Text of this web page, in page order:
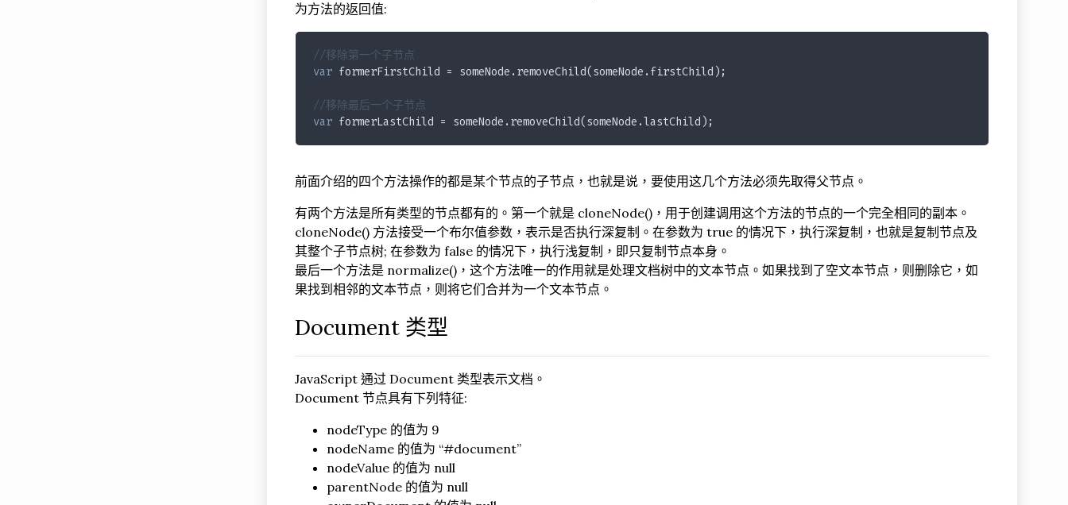
为方法的返回值:
//移除第一个子节点
var formerFirstChild = someNode.removeChild(someNode.firstChild);
//移除最后一个子节点
var formerLastChild = someNode.removeChild(someNode.lastChild);
前面介绍的四个方法操作的都是某个节点的子节点，也就是说，要使用这几个方法必须先取得父节点。
有两个方法是所有类型的节点都有的。第一个就是 cloneNode()，用于创建调用这个方法的节点的一个完全相同的副本。
cloneNode() 方法接受一个布尔值参数，表示是否执行深复制。在参数为 true 的情况下，执行深复制，也就是复制节点及
其整个子节点树; 在参数为 false 的情况下，执行浅复制，即只复制节点本身。
最后一个方法是 normalize()，这个方法唯一的作用就是处理文档树中的文本节点。如果找到了空文本节点，则删除它，如
果找到相邻的文本节点，则将它们合并为一个文本节点。
Document 类型
JavaScript 通过 Document 类型表示文档。
Document 节点具有下列特征:
nodeType 的值为 9
nodeName 的值为 “#document”
nodeValue 的值为 null
parentNode 的值为 null